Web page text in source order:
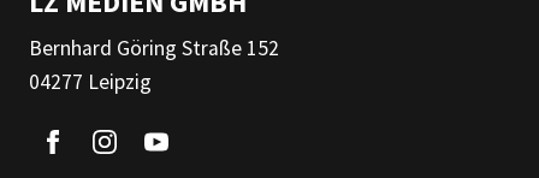
Bernhard Göring Straße 152
04277 Leipzig